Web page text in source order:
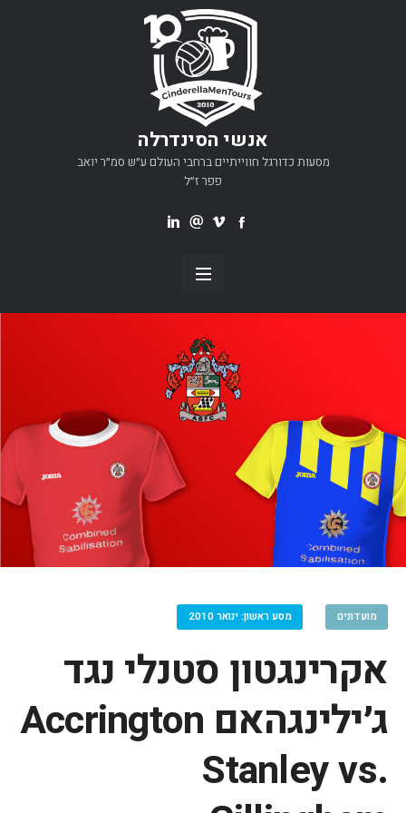
אנשי הסינדרלה
מסעות כדורגל חווייתיים ברחבי העולם ע״ש סמ״ר יואב
פפר ז״ל
מועדונים מסע ראשון: ינואר 2010
אקרינגטון סטנלי נגד
ג׳ילינגהאם Accrington
Stanley vs.